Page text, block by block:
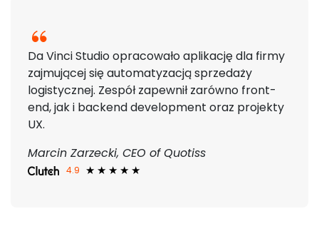
Da Vinci Studio opracowało aplikację dla firmy
zajmującej się automatyzacją sprzedaży
logistycznej. Zespół zapewnił zarówno front-
end, jak i backend development oraz projekty
UX.
Marcin Zarzecki, CEO of Quotiss
4.9